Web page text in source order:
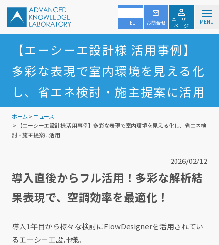
TEL お問合せ
ユーザー
ページ
MENU
【エーシーエ設計様 活用事例】
多彩な表現で室内環境を見える化
し、省エネ検討・施主提案に活用
ホーム >ニュース
> 【エーシーエ設計様 活用事例】多彩な表現で室内環境を見える化し、省エネ検
討・施主提案に活用
2026/02/12
導入直後からフル活用！多彩な解析結
果表現で、空調効率を最適化！
導入1年目から様々な検討にFlowDesignerを活用されてい
るエーシーエ設計様。